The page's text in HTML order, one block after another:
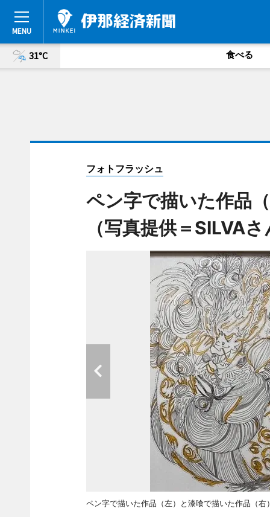
31°C 食べる
フォトフラッシュ
ペン字で描いた作品
（写真提供＝SILVA
ペン字で描いた作品（左）と漆喰で描いた作品（右